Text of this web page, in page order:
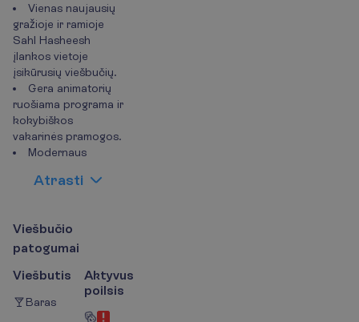
Vienas naujausių
gražioje ir ramioje
Sahl Hasheesh
įlankos vietoje
įsikūrusių viešbučių.
Gera animatorių
ruošiama programa ir
kokybiškos
vakarinės pramogos.
Modernaus
Atrasti
Viešbučio
patogumai
Viešbutis
Baras
Aktyvus
poilsis